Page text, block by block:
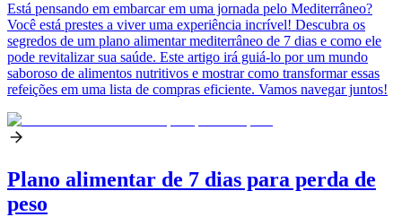
Está pensando em embarcar em uma jornada pelo Mediterrâneo?
Você está prestes a viver uma experiência incrível! Descubra os
segredos de um plano alimentar mediterrâneo de 7 dias e como ele
pode revitalizar sua saúde. Este artigo irá guiá-lo por um mundo
saboroso de alimentos nutritivos e mostrar como transformar essas
refeições em uma lista de compras eficiente. Vamos navegar juntos!
Plano alimentar de 7 dias para perda de
peso